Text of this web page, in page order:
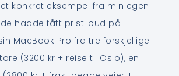
konkret eksempel fra min egen
hadde fått pristilbud på
MacBook Pro fra tre forskjellige
(3200 kr + reise til Oslo), en